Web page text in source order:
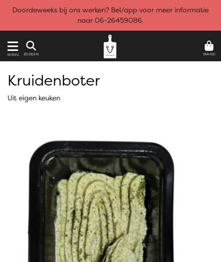
Doordeweeks bij ons werken? Bel/app voor meer informatie
naar 06-26459086.
MENU ZOEKEN MAND
Kruidenboter
Uit eigen keuken